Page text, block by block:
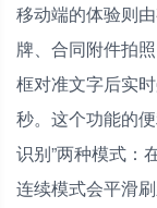
移动端的体验则
牌、合同附件拍
框对准文字后实
秒。这个功能的
识别”两种模式：
连续模式会平滑